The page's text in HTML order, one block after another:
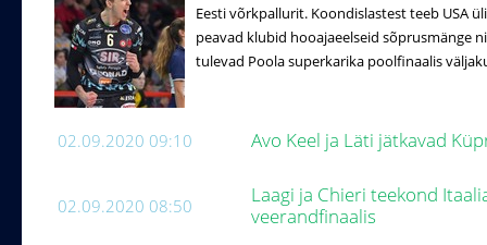
Eesti võrkpallurit. Koondislastest teeb USA
peavad klubid hooajaeelseid sõprusmänge
tulevad Poola superkarika poolfinaalis
02.09.2020 09:10 Avo Keel ja Läti jätkavad
02.09.2020 08:50
Laagi ja Chieri teekond
veerandfinaalis